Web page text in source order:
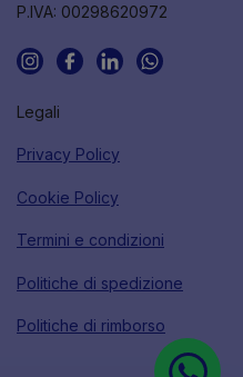
P.IVA: 00298620972
Legali
Privacy Policy
Cookie Policy
Termini e condizioni
Politiche di spedizione
Politiche di rimborso